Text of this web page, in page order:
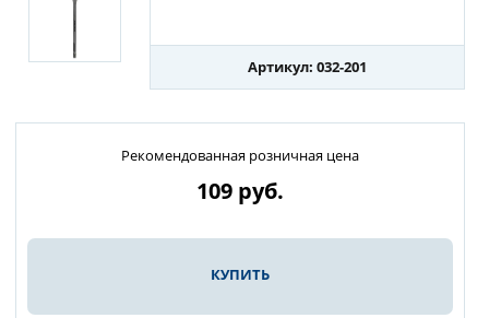
Артикул: 032-201
Рекомендованная розничная цена
109 руб.
КУПИТЬ